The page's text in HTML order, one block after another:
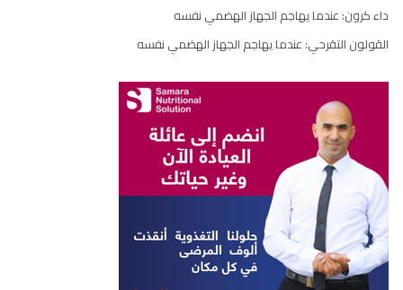
داء كرون: عندما يهاجم الجهاز الهضمي نفسه
القولون التقرحي: عندما يهاجم الجهاز الهضمي نفسه